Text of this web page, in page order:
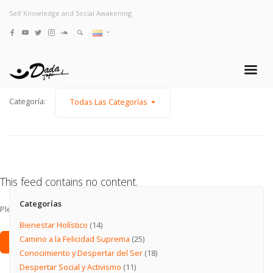
Self Knowledge and Social Awakening
Categoría: Todas Las Categorías
This feed contains no content.
Please add some posts to load them here.
Add Posts Now →
Categorías
Bienestar Holístico (14)
Camino a la Felicidad Suprema (25)
Conocimiento y Despertar del Ser(18)
Despertar Social y Activismo (11)